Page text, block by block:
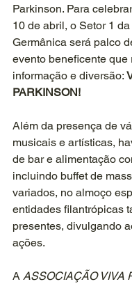
Parkinson. Para
10 de abril, o Setor 1
Germânica será palco
evento beneficente que
informação e diversão:
PARKINSON!
Além da presença de
musicais e artísticas,
de bar e alimentação
incluindo buffet de
variados, no almoço
entidades filantrópicas
presentes, divulgando
ações.
A ASSOCIAÇÃO VIVA